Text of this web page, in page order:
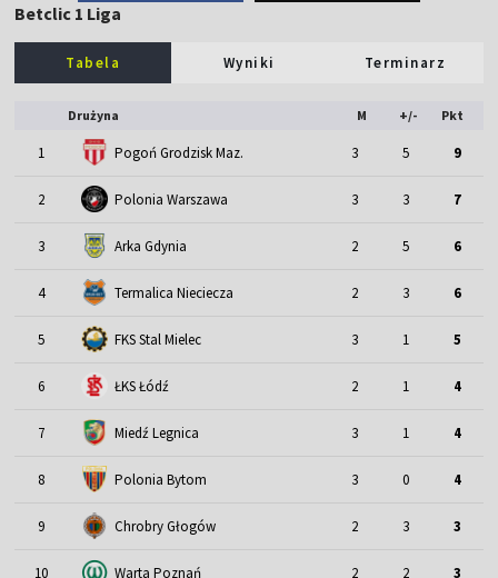
Betclic 1 Liga
Tabela Wyniki Terminarz
Drużyna M +/- Pkt
1 Pogoń Grodzisk Maz. 3 5 9
2 Polonia Warszawa 3 3 7
3 Arka Gdynia 2 5 6
4 Termalica Nieciecza 2 3 6
5 FKS Stal Mielec 3 1 5
6 ŁKS Łódź 2 1 4
7 Miedź Legnica 3 1 4
8 Polonia Bytom 3 0 4
9 Chrobry Głogów 2 3 3
10 Warta Poznań 2 2 3